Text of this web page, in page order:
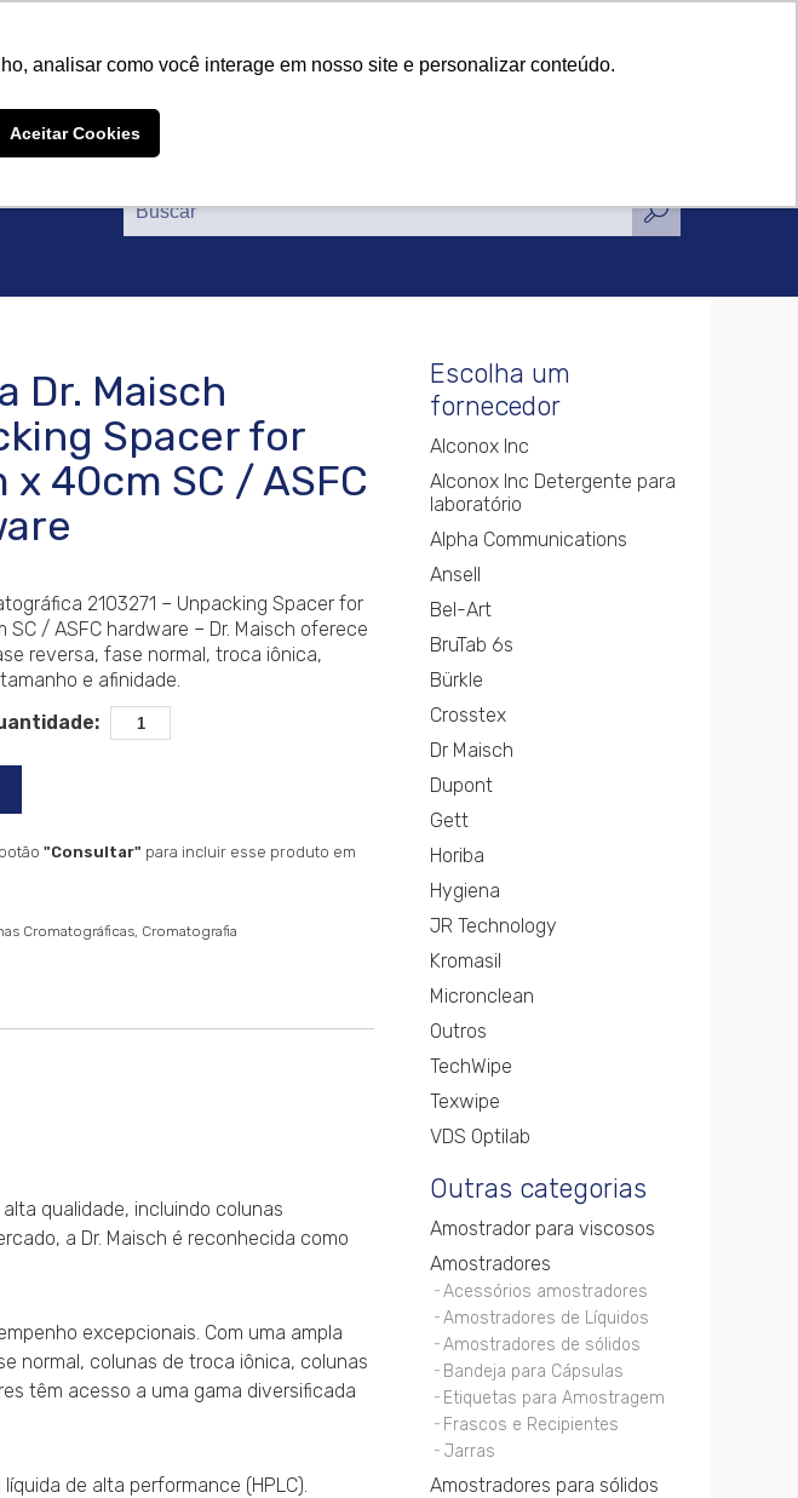
analisar como você interage em nosso site e personalizar conteúdo.
Aceitar Cookies
Catálogos Certificações Notícias Contato
Dr. Maisch
Spacer for
x 40cm SC / ASFC
2103271 – Unpacking Spacer for
SC / ASFC hardware – Dr. Maisch oferece
reversa, fase normal, troca iônica,
e afinidade.
"Consultar" para incluir esse produto em
Cromatográficas Cromatografia
qualidade, incluindo colunas
a Dr. Maisch é reconhecida como
excepcionais. Com uma ampla
normal, colunas de troca iônica, colunas
têm acesso a uma gama diversificada
de alta performance (HPLC).
Escolha um
fornecedor
Alconox Inc
Alconox Inc Detergente para
laboratório
Alpha Communications
Ansell
Bel-Art
BruTab 6s
Bürkle
Crosstex
Dr Maisch
Dupont
Gett
Horiba
Hygiena
JR Technology
Kromasil
Micronclean
Outros
TechWipe
Texwipe
VDS Optilab
Outras categorias
Amostrador para viscosos
Amostradores
Acessórios amostradores
Amostradores de Líquidos
Amostradores de sólidos
Bandeja para Cápsulas
Etiquetas para Amostragem
Frascos e Recipientes
Jarras
Amostradores para sólidos